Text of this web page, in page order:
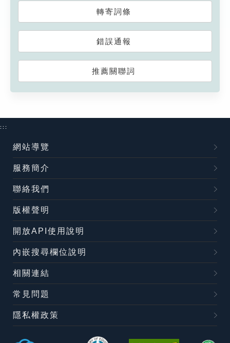
轉寄詞條
錯誤通報
推薦關聯詞
:::
網站導覽
服務簡介
聯絡我們
版權聲明
開放API使用說明
內嵌搜尋欄位說明
相關連結
常見問題
隱私權政策